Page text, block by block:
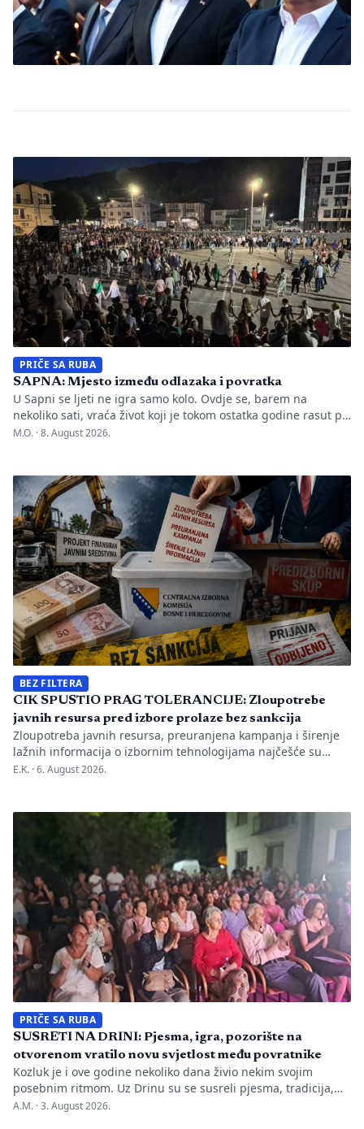
PRIČE SA RUBA
SAPNA: Mjesto između odlazaka i povratka
U Sapni se ljeti ne igra samo kolo. Ovdje se, barem na
nekoliko sati, vraća život koji je tokom ostatka godine rasut po
Evropi. Dva puta sedmično, kada muzika počne, na prostoru
kraja. Neki su došli iz […]
M.O. ·8. August 2026.
BEZ FILTERA
CIK SPUSTIO PRAG TOLERANCIJE: Zloupotrebe
javnih resursa pred izbore prolaze bez sankcija
Zloupotreba javnih resursa, preuranjena kampanja i širenje
lažnih informacija o izbornim tehnologijama najčešće su
nepravilnosti koje je evidentirao Transparency International u
prijava zbog kršenja više odredaba izbornog zakonodavstva,
ali je Centralna izborna komisija promijenila pristup u
odnosu na prethodne izborne […]
E.K. ·6. August 2026.
PRIČE SA RUBA
SUSRETI NA DRINI: Pjesma, igra, pozorište na
otvorenom vratilo novu svjetlost među povratnike
Kozluk je i ove godine nekoliko dana živio nekim svojim
posebnim ritmom. Uz Drinu su se susreli pjesma, tradicija,
gluma i ljudi, a „Susreti na Drini ’26“ još jednom su pokazali
A.M. ·3. August 2026.